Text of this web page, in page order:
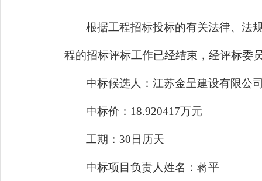
根据工程招标投标的有关法律、法
程的招标评标工作已经结束，经评标委
中标候选人 ： 江苏金呈建设有限公
中标价： 18.920417万元
工期 ： 30 日历天
中标项目负责人姓名： 蒋平